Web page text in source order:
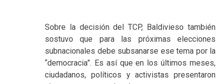
Sobre la decisión del TCP, Baldivieso también
sostuvo que para las próximas elecciones
subnacionales debe subsanarse ese tema por la
“democracia”. Es así que en los últimos meses,
ciudadanos, políticos y activistas presentaron